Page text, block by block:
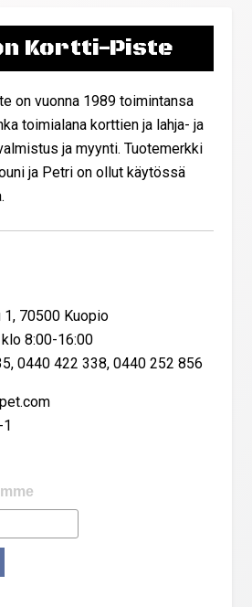
Kortti-Piste
on vuonna 1989 toimintansa
toimialana korttien ja lahja- ja
ja myynti. Tuotemerkki
ja Petri on ollut käytössä
70500 Kuopio
8:00-16:00
0440 422 338, 0440 252 856